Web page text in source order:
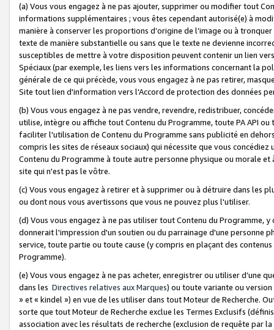
(a) Vous vous engagez à ne pas ajouter, supprimer ou modifier tout
informations supplémentaires ; vous êtes cependant autorisé(e) à
manière à conserver les proportions d’origine de l’image ou à
texte de manière substantielle ou sans que le texte ne devienne
susceptibles de mettre à votre disposition peuvent contenir un lien
Spéciaux (par exemple, les liens vers les informations concernant la
générale de ce qui précède, vous vous engagez à ne pas retirer,
Site tout lien d'information vers l'Accord de protection des données
(b) Vous vous engagez à ne pas vendre, revendre, redistribuer,
utilise, intègre ou affiche tout Contenu du Programme, toute PA API
faciliter l'utilisation de Contenu du Programme sans publicité en
compris les sites de réseaux sociaux) qui nécessite que vous
Contenu du Programme à toute autre personne physique ou morale
site qui n'est pas le vôtre.
(c) Vous vous engagez à retirer et à supprimer ou à détruire dans les
ou dont nous vous avertissons que vous ne pouvez plus l'utiliser.
(d) Vous vous engagez à ne pas utiliser tout Contenu du Programme,
donnerait l'impression d'un soutien ou du parrainage d'une personne
service, toute partie ou toute cause (y compris en plaçant des
Programme).
(e) Vous vous engagez à ne pas acheter, enregistrer ou utiliser d’une
dans les Directives relatives aux Marques) ou toute variante ou
» et « kindel ») en vue de les utiliser dans tout Moteur de Recherche.
sorte que tout Moteur de Recherche exclue les Termes Exclusifs
association avec les résultats de recherche (exclusion de requête